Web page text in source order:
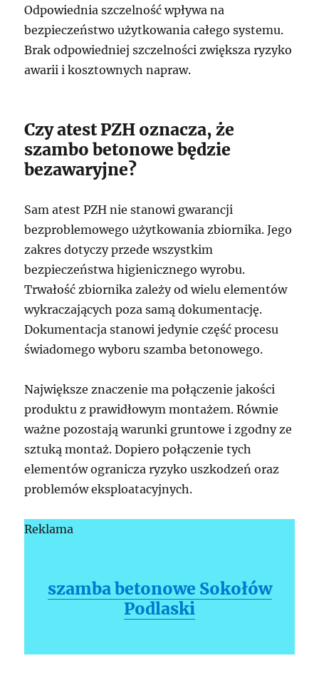
Odpowiednia szczelność wpływa na
bezpieczeństwo użytkowania całego systemu.
Brak odpowiedniej szczelności zwiększa ryzyko
awarii i kosztownych napraw.
Czy atest PZH oznacza, że
szambo betonowe będzie
bezawaryjne?
Sam atest PZH nie stanowi gwarancji
bezproblemowego użytkowania zbiornika. Jego
zakres dotyczy przede wszystkim
bezpieczeństwa higienicznego wyrobu.
Trwałość zbiornika zależy od wielu elementów
wykraczających poza samą dokumentację.
Dokumentacja stanowi jedynie część procesu
świadomego wyboru szamba betonowego.
Największe znaczenie ma połączenie jakości
produktu z prawidłowym montażem. Równie
ważne pozostają warunki gruntowe i zgodny ze
sztuką montaż. Dopiero połączenie tych
elementów ogranicza ryzyko uszkodzeń oraz
problemów eksploatacyjnych.
Reklama
szamba betonowe Sokołów
Podlaski